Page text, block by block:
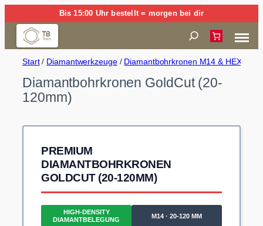
Inhalt
springen
Bis 15:00 Uhr bestellt = morgen bei dir
Suchen
Start/ Diamantwerkzeuge/ Diamantbohrkronen M14 & HEX
Diamantbohrkronen GoldCut (20-
120mm)
PREMIUM
DIAMANTBOHRKRONEN
GOLDCUT (20-120MM)
HIGH-DENSITY
DIAMANTBELEGUNG
M14 · 20-120 MM